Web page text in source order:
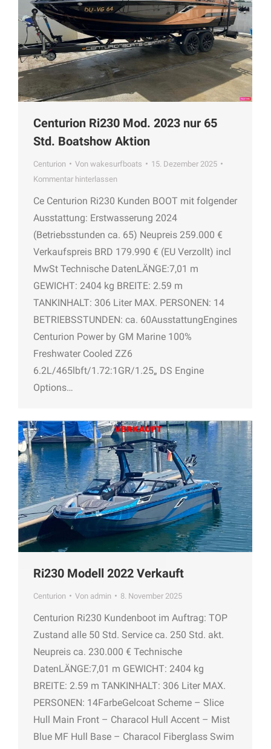
Centurion Ri230 Mod. 2023 nur 65
Std. Boatshow Aktion
Centurion Von wakesurfboats
15. Dezember 2025
Kommentar hinterlassen
Ce Centurion Ri230 Kunden BOOT mit folgender
Ausstattung: Erstwasserung 2024
(Betriebsstunden ca. 65) Neupreis 259.000 €
Verkaufspreis BRD 179.990 € (EU Verzollt) incl
MwSt Technische DatenLÄNGE:7,01 m
GEWICHT: 2404 kg BREITE: 2.59 m
TANKINHALT: 306 Liter MAX. PERSONEN: 14
BETRIEBSSTUNDEN: ca. 60AusstattungEngines
Centurion Power by GM Marine 100%
Freshwater Cooled ZZ6
6.2L/465lbft/1.72:1GR/1.25„ DS Engine
Options…
Ri230 Modell 2022 Verkauft
Centurion Von admin 8. November 2025
Centurion Ri230 Kundenboot im Auftrag: TOP
Zustand alle 50 Std. Service ca. 250 Std. akt.
Neupreis ca. 230.000 € Technische
DatenLÄNGE:7,01 m GEWICHT: 2404 kg
BREITE: 2.59 m TANKINHALT: 306 Liter MAX.
PERSONEN: 14FarbeGelcoat Scheme – Slice
Hull Main Front – Characol Hull Accent – Mist
Blue MF Hull Base – Characol Fiberglass Swim